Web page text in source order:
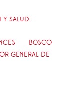
Y SALUD:
BOSCO
GENERAL DE